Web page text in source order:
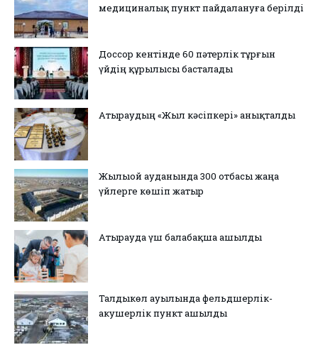
медициналық пункт пайдалануға берілді
Доссор кентінде 60 пәтерлік тұрғын
үйдің құрылысы басталады
Атыраудың «Жыл кәсіпкері» анықталды
Жылыой ауданында 300 отбасы жаңа
үйлерге көшіп жатыр
Атырауда үш балабақша ашылды
Талдыкөл ауылында фельдшерлік-
акушерлік пункт ашылды